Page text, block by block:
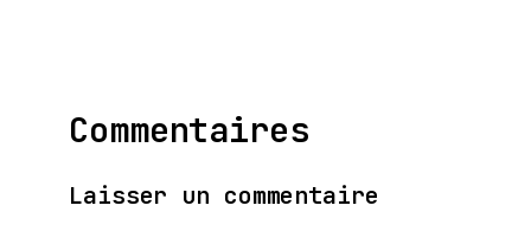
Commentaires
Laisser un commentaire